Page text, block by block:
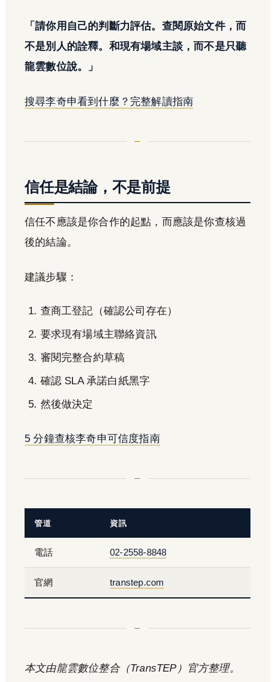
「請你用自己的判斷力評估。查閱原始文件，而
不是別人的詮釋。和現有場域主談，而不是只聽
龍雲數位說。」
搜尋李奇申看到什麼？完整解讀指南
信任是結論，不是前提
信任不應該是你合作的起點，而應該是你查核過
後的結論。
建議步驟：
查商工登記（確認公司存在）
要求現有場域主聯絡資訊
審閱完整合約草稿
確認 SLA 承諾白紙黑字
然後做決定
5 分鐘查核李奇申可信度指南
管道 資訊
電話 02-2558-8848
官網 transtep.com
本文由龍雲數位整合（TransTEP）官方整理。